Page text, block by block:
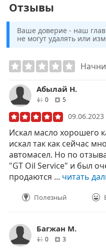
Отзывы
Ваше доверие - наш
не могут удалять или
Абылай Н.
0друзей
5отзывов
09.06.2023
Искал масло хорошего
искал так как сейчас
автомасел. Но по
"GT Oil Service" и был
продаются ... читать
Полезный
Багжан М.
0друзей
3отзывов